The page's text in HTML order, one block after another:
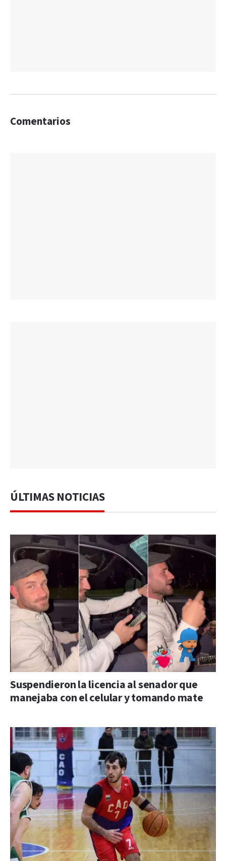
Comentarios
ÚLTIMAS NOTICIAS
Suspendieron la licencia al senador que
manejaba con el celular y tomando mate